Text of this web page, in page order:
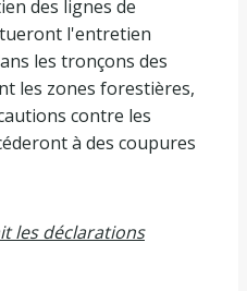
des lignes de
l'entretien
les tronçons des
les zones forestières,
contre les
à des coupures
les déclarations